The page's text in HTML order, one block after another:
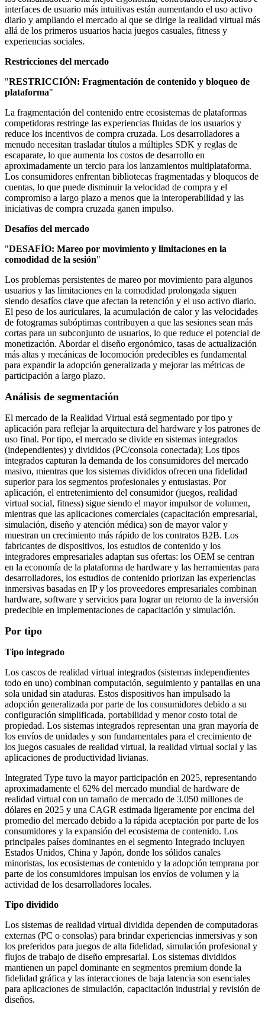
interfaces de usuario más intuitivas están aumentando el uso activo
diario y ampliando el mercado al que se dirige la realidad virtual más
allá de los primeros usuarios hacia juegos casuales, fitness y
experiencias sociales.
Restricciones del mercado
"RESTRICCIÓN: Fragmentación de contenido y bloqueo de
plataforma"
La fragmentación del contenido entre ecosistemas de plataformas
competidoras restringe las experiencias fluidas de los usuarios y
reduce los incentivos de compra cruzada. Los desarrolladores a
menudo necesitan trasladar títulos a múltiples SDK y reglas de
escaparate, lo que aumenta los costos de desarrollo en
aproximadamente un tercio para los lanzamientos multiplataforma.
Los consumidores enfrentan bibliotecas fragmentadas y bloqueos de
cuentas, lo que puede disminuir la velocidad de compra y el
compromiso a largo plazo a menos que la interoperabilidad y las
iniciativas de compra cruzada ganen impulso.
Desafíos del mercado
"DESAFÍO: Mareo por movimiento y limitaciones en la
comodidad de la sesión"
Los problemas persistentes de mareo por movimiento para algunos
usuarios y las limitaciones en la comodidad prolongada siguen
siendo desafíos clave que afectan la retención y el uso activo diario.
El peso de los auriculares, la acumulación de calor y las velocidades
de fotogramas subóptimas contribuyen a que las sesiones sean más
cortas para un subconjunto de usuarios, lo que reduce el potencial de
monetización. Abordar el diseño ergonómico, tasas de actualización
más altas y mecánicas de locomoción predecibles es fundamental
para expandir la adopción generalizada y mejorar las métricas de
participación a largo plazo.
Análisis de segmentación
El mercado de la Realidad Virtual está segmentado por tipo y
aplicación para reflejar la arquitectura del hardware y los patrones de
uso final. Por tipo, el mercado se divide en sistemas integrados
(independientes) y divididos (PC/consola conectada); Los tipos
integrados capturan la demanda de los consumidores del mercado
masivo, mientras que los sistemas divididos ofrecen una fidelidad
superior para los segmentos profesionales y entusiastas. Por
aplicación, el entretenimiento del consumidor (juegos, realidad
virtual social, fitness) sigue siendo el mayor impulsor de volumen,
mientras que las aplicaciones comerciales (capacitación empresarial,
simulación, diseño y atención médica) son de mayor valor y
muestran un crecimiento más rápido de los contratos B2B. Los
fabricantes de dispositivos, los estudios de contenido y los
integradores empresariales adaptan sus ofertas: los OEM se centran
en la economía de la plataforma de hardware y las herramientas para
desarrolladores, los estudios de contenido priorizan las experiencias
inmersivas basadas en IP y los proveedores empresariales combinan
hardware, software y servicios para lograr un retorno de la inversión
predecible en implementaciones de capacitación y simulación.
Por tipo
Tipo integrado
Los cascos de realidad virtual integrados (sistemas independientes
todo en uno) combinan computación, seguimiento y pantallas en una
sola unidad sin ataduras. Estos dispositivos han impulsado la
adopción generalizada por parte de los consumidores debido a su
configuración simplificada, portabilidad y menor costo total de
propiedad. Los sistemas integrados representan una gran mayoría de
los envíos de unidades y son fundamentales para el crecimiento de
los juegos casuales de realidad virtual, la realidad virtual social y las
aplicaciones de productividad livianas.
Integrated Type tuvo la mayor participación en 2025, representando
aproximadamente el 62% del mercado mundial de hardware de
realidad virtual con un tamaño de mercado de 3.050 millones de
dólares en 2025 y una CAGR estimada ligeramente por encima del
promedio del mercado debido a la rápida aceptación por parte de los
consumidores y la expansión del ecosistema de contenido. Los
principales países dominantes en el segmento Integrado incluyen
Estados Unidos, China y Japón, donde los sólidos canales
minoristas, los ecosistemas de contenido y la adopción temprana por
parte de los consumidores impulsan los envíos de volumen y la
actividad de los desarrolladores locales.
Tipo dividido
Los sistemas de realidad virtual dividida dependen de computadoras
externas (PC o consolas) para brindar experiencias inmersivas y son
los preferidos para juegos de alta fidelidad, simulación profesional y
flujos de trabajo de diseño empresarial. Los sistemas divididos
mantienen un papel dominante en segmentos premium donde la
fidelidad gráfica y las interacciones de baja latencia son esenciales
para aplicaciones de simulación, capacitación industrial y revisión de
diseños.